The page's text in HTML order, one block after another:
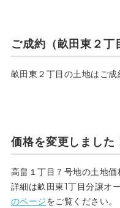
ご成約（畝田東２丁
畝田東２丁目の土地はご成
価格を変更しました
高畠１丁目７号地の土地価
詳細は畝田東1丁目分譲オ
のページをご覧ください。